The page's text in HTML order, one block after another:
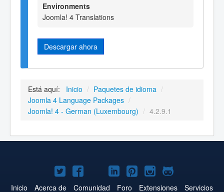
Environments
Joomla! 4 Translations
Descargar ahora
Está aquí: Inicio / Paquetes de idioma /
Joomla 4 Language Packages /
Joomla! 4 - German (Luxembourg) / 4.2.9.1
Joomla!
en
Joomla!
en
Joomla!
en
Joomla!
en
Joomla!
en
Joomla!
en
Joomla!
en
Inicio Acerca de Comunidad Foro Extensiones Servicios